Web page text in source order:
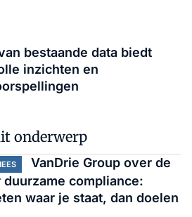
bestaande data biedt
inzichten en
onderwerp
VanDrie Group over de
duurzame compliance:
waar je staat, dan doelen